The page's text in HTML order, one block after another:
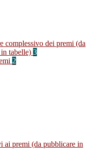
complessivo dei premi (da
tabelle) 3
2
ai premi (da pubblicare in